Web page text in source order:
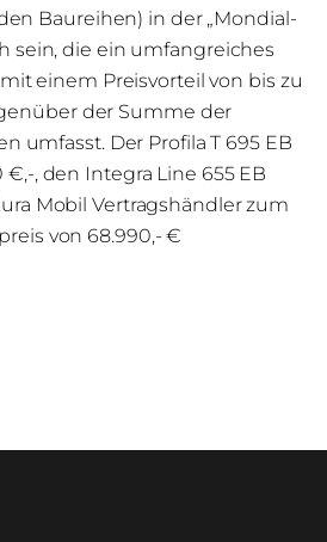
Baureihen) in der „Mondial-
sein, die ein umfangreiches
einem Preisvorteil von bis zu
der Summe der
umfasst. Der Profila T 695 EB
€,-, den Integra Line 655 EB
Mobil Vertragshändler zum
von 68.990,- €